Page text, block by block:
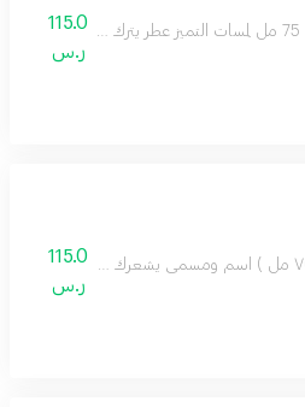
115.0
ر.س
115.0
ر.س